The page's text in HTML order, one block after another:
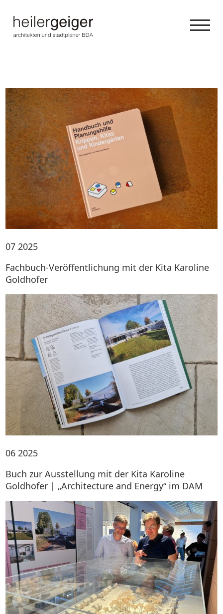
07 2025
Fachbuch-Veröffentlichung mit der Kita Karoline
Goldhofer
06 2025
Buch zur Ausstellung mit der Kita Karoline
Goldhofer | „Architecture and Energy“ im DAM